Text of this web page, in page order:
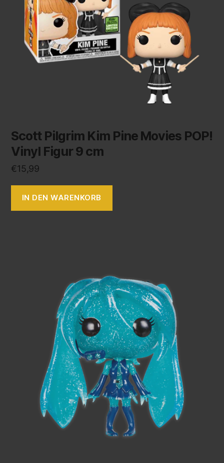
Scott Pilgrim Kim Pine Movies POP!
Vinyl Figur 9 cm
€15,99
IN DEN WARENKORB